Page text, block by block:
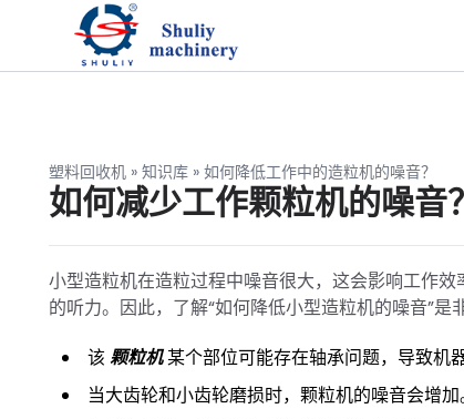
塑料回收机 » 知识库 » 如何降低工作中的造粒机的噪音？
如何减少工作颗粒机的噪音？
小型造粒机在造粒过程中噪音很大，这会影响工作
的听力。因此，了解“如何降低小型造粒机的噪音”是
该 颗粒机某个部位可能存在轴承问题，导致机
当大齿轮和小齿轮磨损时，颗粒机的噪音会增